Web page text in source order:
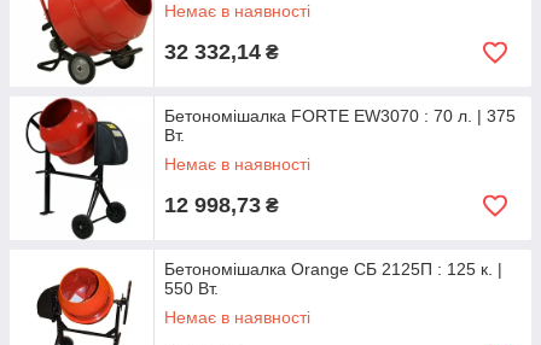
Немає в наявності
32 332,14 ₴
Бетономішалка FORTE EW3070 : 70 л. | 375
Вт.
Немає в наявності
12 998,73 ₴
Бетономішалка Orange СБ 2125П : 125 к. |
550 Вт.
Немає в наявності